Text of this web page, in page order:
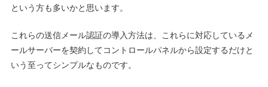
という方も多いかと思います。
これらの送信メール認証の導入方法は、これらに対応しているメ
ールサーバーを契約してコントロールパネルから設定するだけと
いう至ってシンプルなものです。